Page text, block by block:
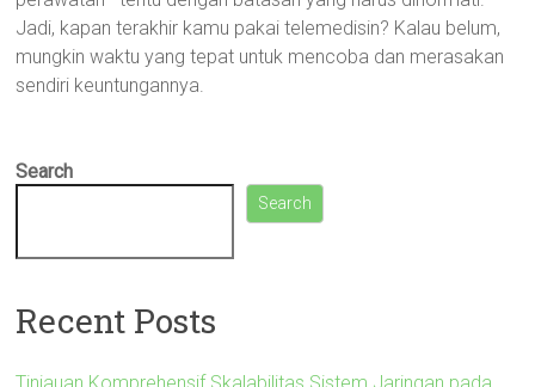
Jadi, kapan terakhir kamu pakai telemedisin? Kalau belum,
mungkin waktu yang tepat untuk mencoba dan merasakan
sendiri keuntungannya.
Search
Search
Recent Posts
Tinjauan Komprehensif Skalabilitas Sistem Jaringan pada